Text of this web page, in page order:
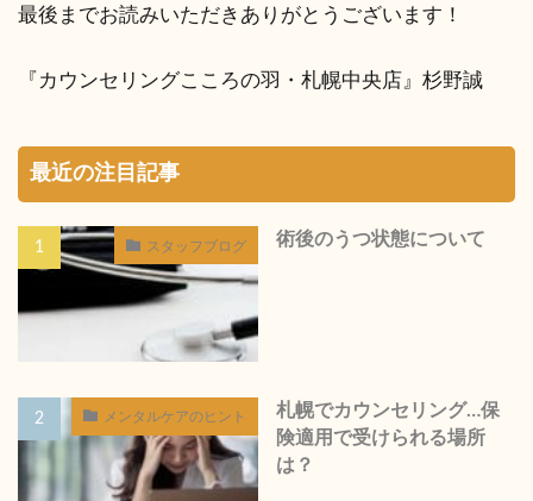
最後までお読みいただきありがとうございます！
『カウンセリングこころの羽・札幌中央店』杉野誠
最近の注目記事
スタッフブログ 術後のうつ状態について
メンタルケアのヒント
札幌でカウンセリング…保
険適用で受けられる場所
は？